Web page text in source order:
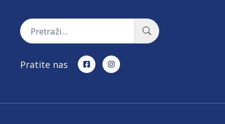
Pratite nas